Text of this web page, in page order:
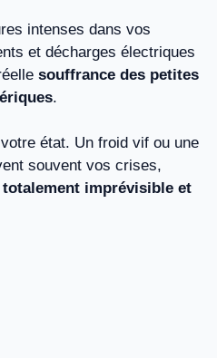
intenses dans vos
et décharges électriques
souffrance des petites
.
état. Un froid vif ou une
souvent vos crises,
imprévisible et